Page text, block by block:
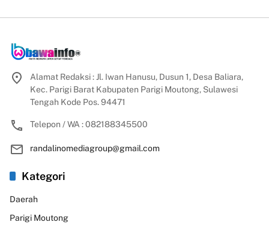
Alamat Redaksi : Jl. Iwan Hanusu, Dusun 1, Desa Baliara,
Kec. Parigi Barat Kabupaten Parigi Moutong, Sulawesi
Tengah Kode Pos. 94471
Telepon / WA : 082188345500
randalinomediagroup@gmail.com
Kategori
Daerah
Parigi Moutong